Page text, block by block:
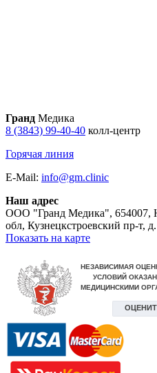
Гранд Медика
8 (3843) 99-40-40 колл-центр
Горячая линия
E-Mail: info@gm.clinic
Наш адрес
ООО "Гранд Медика", 654007,
обл, Кузнецкстроевский пр-т, д.
Показать на карте